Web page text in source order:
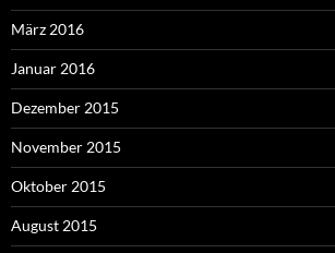
März 2016
Januar 2016
Dezember 2015
November 2015
Oktober 2015
August 2015